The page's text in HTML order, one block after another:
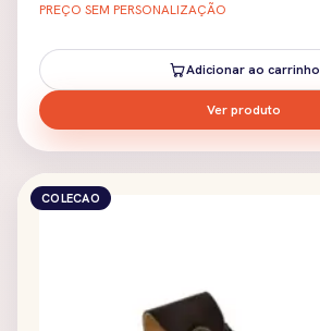
PREÇO SEM PERSONALIZAÇÃO
Adicionar ao carrinho
Ver produto
COLECAO